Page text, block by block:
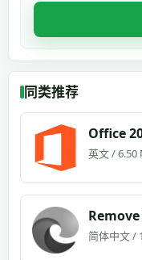
同类推荐
Office
英文 / 6.50
简体中文 /